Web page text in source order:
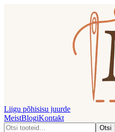
Liigu põhisisu juurde
MeistBlogiKontakt
Otsi